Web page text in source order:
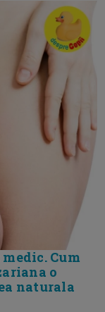
Cum
o
naturala